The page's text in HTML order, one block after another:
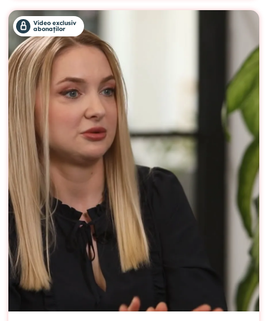
Video exclusiv
abonaților